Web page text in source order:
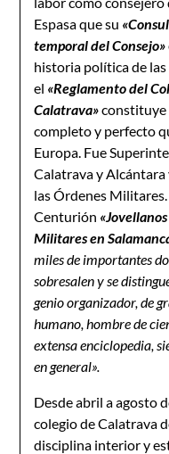
Espasa que su
temporal del Consejo»
historia política de
el «Reglamento del
Calatrava»constituye
completo y perfecto
Europa. Fue
Calatrava y
las Órdenes
Centurión
Militares en
miles de importantes
sobresalen y se
genio organizador, de
humano, hombre de
extensa enciclopedia,
en general».
Desde abril a agosto
colegio de Calatrava
disciplina interior y